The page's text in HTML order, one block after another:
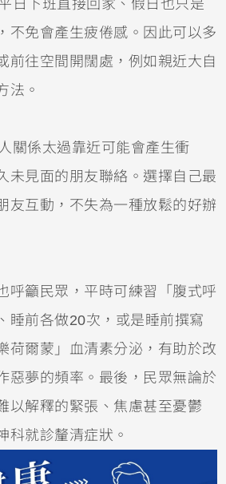
日下班直接回家、假日也只是
不免會產生疲倦感。因此可以多
前往空間開闊處，例如親近大自
法。
關係太過靠近可能會產生衝
未見面的朋友聯絡。選擇自己最
友互動，不失為一種放鬆的好辦
呼籲民眾，平時可練習「腹式呼
睡前各做20次，或是睡前撰寫
荷爾蒙」血清素分泌，有助於改
惡夢的頻率。最後，民眾無論於
以解釋的緊張、焦慮甚至憂鬱
科就診釐清症狀。